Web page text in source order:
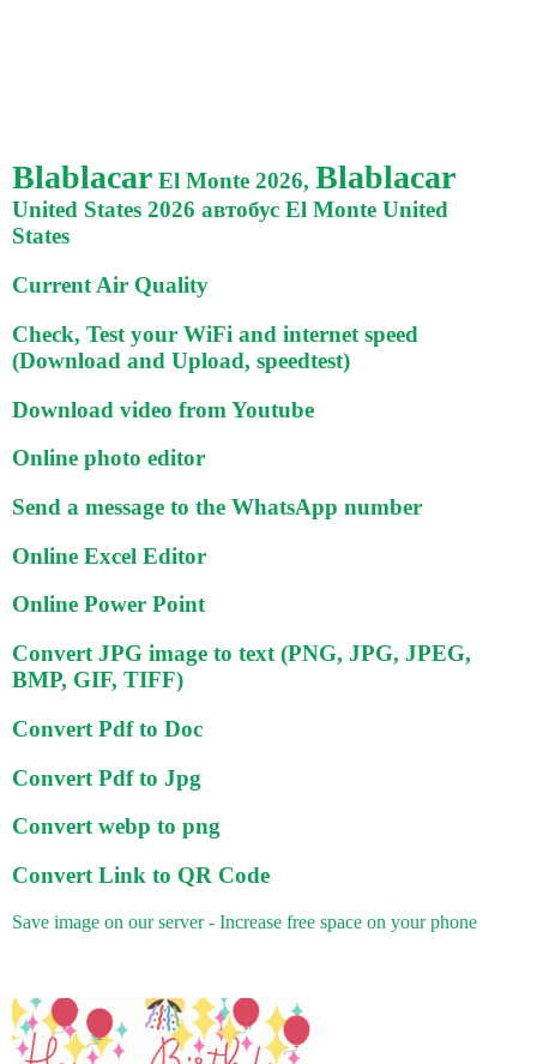
Blablacar El Monte 2026, Blablacar
United States 2026 автобус El Monte United
States
Current Air Quality
Check, Test your WiFi and internet speed
(Download and Upload, speedtest)
Download video from Youtube
Online photo editor
Send a message to the WhatsApp number
Online Excel Editor
Online Power Point
Convert JPG image to text (PNG, JPG, JPEG,
BMP, GIF, TIFF)
Convert Pdf to Doc
Convert Pdf to Jpg
Convert webp to png
Convert Link to QR Code
Save image on our server - Increase free space on your phone